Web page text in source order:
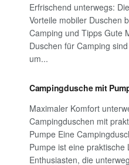
Erfrischend unterwegs: Die
Vorteile mobiler Duschen
Camping und Tipps Gute
Duschen für Camping
um...
Campingdusche mit
Maximaler Komfort
Campingduschen mit
Pumpe Eine
Pumpe ist eine praktische
Enthusiasten, die